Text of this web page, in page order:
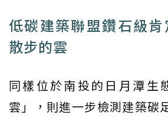
低碳建築聯盟鑽石級
散步的雲
同樣位於南投的日月潭生
雲」，則進一步檢測建築碳